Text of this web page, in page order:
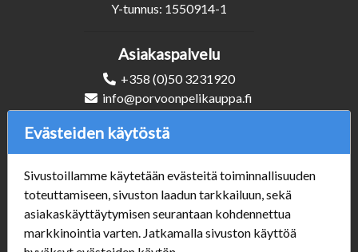
Y-tunnus: 1550914-1
Asiakaspalvelu
+358 (0)50 3231920
info@porvoonpelikauppa.fi
Verkkokauppa
#Yhteiskuntavastuu
Seuraa Meitä
Evästeiden käytöstä
Sivustoillamme käytetään evästeitä toiminnallisuuden
toteuttamiseen, sivuston laadun tarkkailuun, sekä
asiakaskäyttäytymisen seurantaan kohdennettua
markkinointia varten. Jatkamalla sivuston käyttöä